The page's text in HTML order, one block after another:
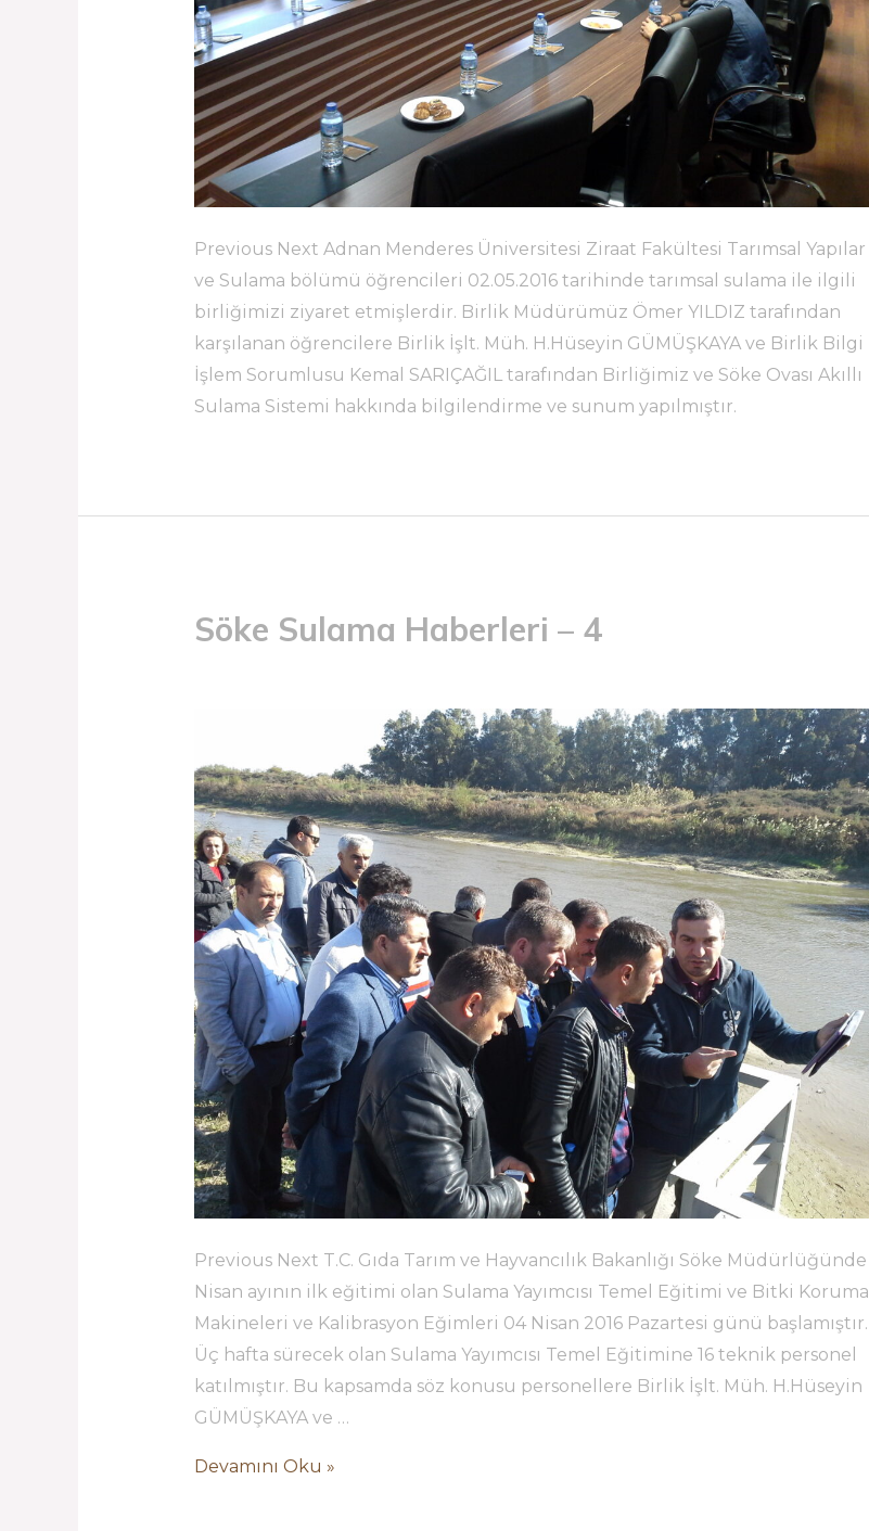
Previous Next Adnan Menderes Üniversitesi Ziraat Fakültesi Tarımsal Yapılar
ve Sulama bölümü öğrencileri 02.05.2016 tarihinde tarımsal sulama ile ilgili
birliğimizi ziyaret etmişlerdir. Birlik Müdürümüz Ömer YILDIZ tarafından
karşılanan öğrencilere Birlik İşlt. Müh. H.Hüseyin GÜMÜŞKAYA ve Birlik Bilgi
İşlem Sorumlusu Kemal SARIÇAĞIL tarafından Birliğimiz ve Söke Ovası Akıllı
Sulama Sistemi hakkında bilgilendirme ve sunum yapılmıştır.
Söke Sulama Haberleri – 4
Previous Next T.C. Gıda Tarım ve Hayvancılık Bakanlığı Söke Müdürlüğünde
Nisan ayının ilk eğitimi olan Sulama Yayımcısı Temel Eğitimi ve Bitki Koruma
Makineleri ve Kalibrasyon Eğimleri 04 Nisan 2016 Pazartesi günü başlamıştır.
Üç hafta sürecek olan Sulama Yayımcısı Temel Eğitimine 16 teknik personel
katılmıştır. Bu kapsamda söz konusu personellere Birlik İşlt. Müh. H.Hüseyin
GÜMÜŞKAYA ve …
Devamını Oku »